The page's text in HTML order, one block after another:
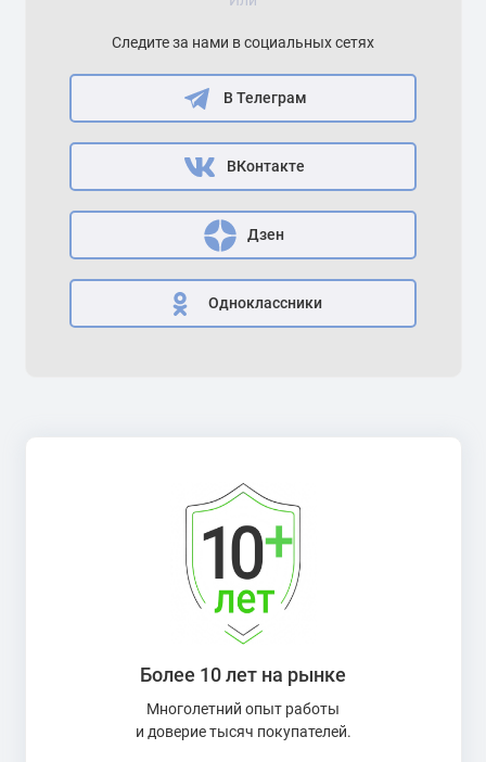
Следите за нами в социальных сетях
В Телеграм
ВКонтакте
Дзен
Одноклассники
Более 10 лет на рынке
Многолетний опыт работы
и доверие тысяч покупателей.